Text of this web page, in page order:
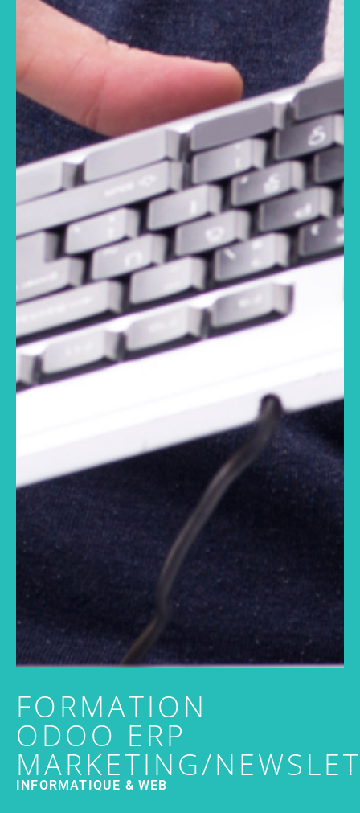
FORMATION
ODOO ERP
MARKETING/
INFORMATIQUE & WEB